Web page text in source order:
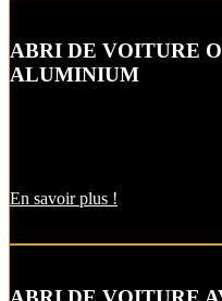
ABRI DE VOITURE
ALUMINIUM
En savoir plus !